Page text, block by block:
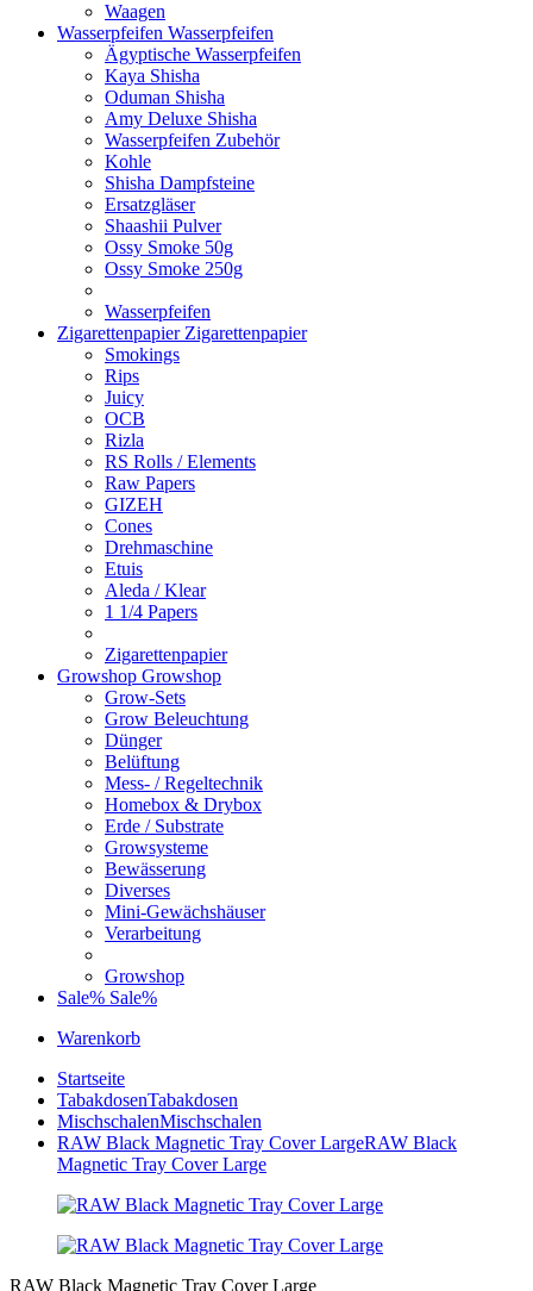
Waagen
Wasserpfeifen Wasserpfeifen
Ägyptische Wasserpfeifen
Kaya Shisha
Oduman Shisha
Amy Deluxe Shisha
Wasserpfeifen Zubehör
Kohle
Shisha Dampfsteine
Ersatzgläser
Shaashii Pulver
Ossy Smoke 50g
Ossy Smoke 250g
Wasserpfeifen
Zigarettenpapier Zigarettenpapier
Smokings
Rips
Juicy
OCB
Rizla
RS Rolls / Elements
Raw Papers
GIZEH
Cones
Drehmaschine
Etuis
Aleda / Klear
1 1/4 Papers
Zigarettenpapier
Growshop Growshop
Grow-Sets
Grow Beleuchtung
Dünger
Belüftung
Mess- / Regeltechnik
Homebox & Drybox
Erde / Substrate
Growsysteme
Bewässerung
Diverses
Mini-Gewächshäuser
Verarbeitung
Growshop
Sale% Sale%
Warenkorb
Startseite
TabakdosenTabakdosen
MischschalenMischschalen
RAW Black Magnetic Tray Cover LargeRAW Black
Magnetic Tray Cover Large
RAW Black Magnetic Tray Cover Large